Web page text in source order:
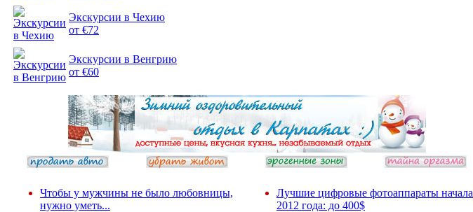
Экскурсии в Чехию
от €72
Экскурсии в Венгрию
от €60
Чтобы у мужчины не было любовницы,
нужно уметь...
Лучшие цифровые фотоаппараты начала
2012 года: до 400$